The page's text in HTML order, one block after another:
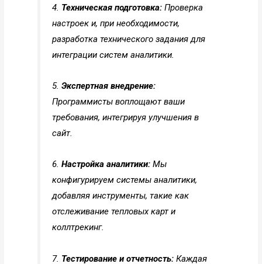
4. Техническая подготовка:Проверка
настроек и, при необходимости,
разработка технического задания для
интеграции систем аналитики.
5. Экспертная внедрение:
Программисты воплощают ваши
требования, интегрируя улучшения в
сайт.
6. Настройка аналитики:Мы
конфигурируем системы аналитики,
добавляя инструменты, такие как
отслеживание тепловых карт и
коллтрекинг.
7. Тестирование и отчетность:Каждая